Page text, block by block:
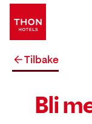
Tilbake
Bli